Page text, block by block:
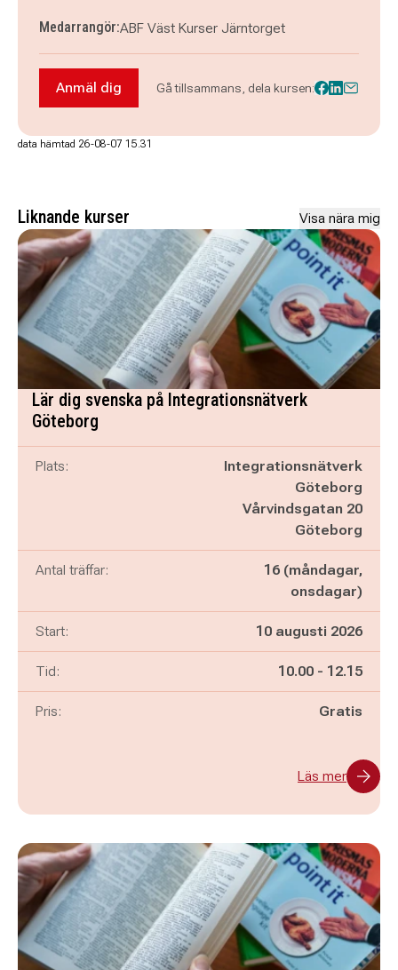
Medarrangör:ABF Väst Kurser Järntorget
Anmäl dig till Saxofon nivå 4
Anmäl dig Gå tillsammans, dela kursen:
data hämtad 26-08-07 15.31
Liknande kurser Visa nära mig
Lär dig svenska på Integrationsnätverk
Göteborg
Plats:
Integrationsnätverk
Göteborg
Vårvindsgatan 20
Göteborg
Antal träffar:
16 (måndagar,
onsdagar)
Start: 10 augusti 2026
Tid: Pågår mellan
10.00 - och
12.15
Pris: Gratis
Läs mer